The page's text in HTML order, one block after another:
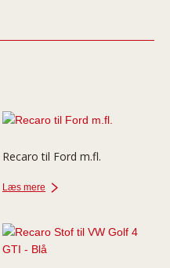
Recaro til Ford m.fl.
Læs mere